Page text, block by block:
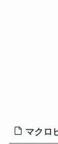
マクロ